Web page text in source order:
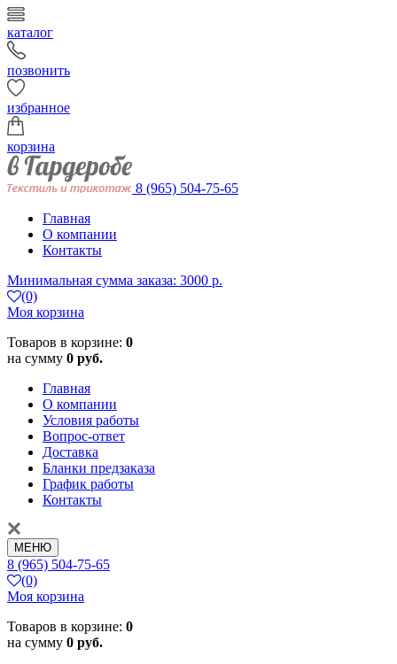
каталог
позвонить
избранное
корзина
8 (965) 504-75-65
Главная
О компании
Контакты
Минимальная сумма заказа: 3000 р.
(0)
Моя корзина
Товаров в корзине: 0
на сумму 0 руб.
Главная
О компании
Условия работы
Вопрос-ответ
Доставка
Бланки предзаказа
График работы
Контакты
МЕНЮ
8 (965) 504-75-65
(0)
Моя корзина
Товаров в корзине: 0
на сумму 0 руб.